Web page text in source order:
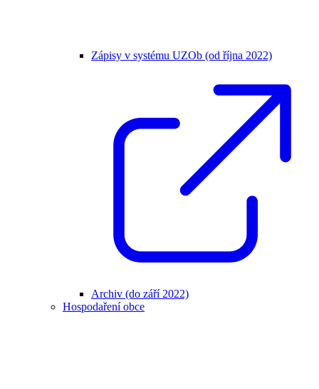
Zápisy v systému UZOb (od října 2022)
Archiv (do září 2022)
Hospodaření obce